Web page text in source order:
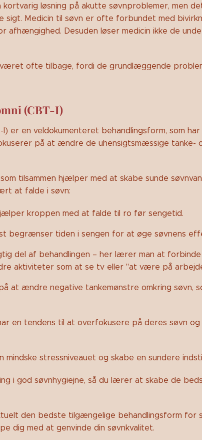
løsning på akutte søvnproblemer, men
Medicin til søvn er ofte forbundet med
afhængighed. Desuden løser medicin ikke de
ofte tilbage, fordi de grundlæggende
(CBT-I)
er en veldokumenteret behandlingsform, som
på at ændre de uhensigtsmæssige tanke-
tilsammen hjælper med at skabe sunde
at falde i søvn:
kroppen med at falde til ro før sengetid.
begrænser tiden i sengen for at øge søvnens
del af behandlingen – her lærer man at forbinde
aktiviteter som at se tv eller "at være på
at ændre negative tankemønstre omkring søvn,
en tendens til at overfokusere på deres søvn og
stressniveauet og skabe en sundere
i god søvnhygiejne, så du lærer at skabe de
den bedste tilgængelige behandlingsform for
dig med at genvinde din søvnkvalitet.